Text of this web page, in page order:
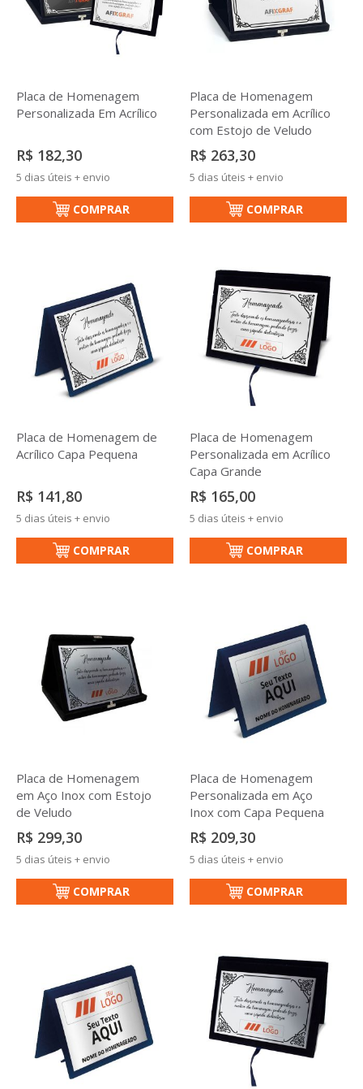
Placa de Homenagem
Personalizada Em Acrílico
R$ 182,30
5 dias úteis + envio
COMPRAR
Placa de Homenagem
Personalizada em Acrílico
com Estojo de Veludo
R$ 263,30
5 dias úteis + envio
COMPRAR
Placa de Homenagem de
Acrílico Capa Pequena
R$ 141,80
5 dias úteis + envio
COMPRAR
Placa de Homenagem
Personalizada em Acrílico
Capa Grande
R$ 165,00
5 dias úteis + envio
COMPRAR
Placa de Homenagem
em Aço Inox com Estojo
de Veludo
R$ 299,30
5 dias úteis + envio
COMPRAR
Placa de Homenagem
Personalizada em Aço
Inox com Capa Pequena
R$ 209,30
5 dias úteis + envio
COMPRAR